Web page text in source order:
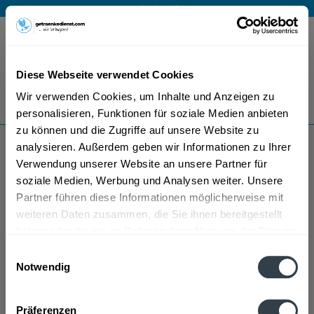
Diese Webseite verwendet Cookies
Wir verwenden Cookies, um Inhalte und Anzeigen zu
personalisieren, Funktionen für soziale Medien anbieten
zu können und die Zugriffe auf unsere Website zu
analysieren. Außerdem geben wir Informationen zu Ihrer
Verwendung unserer Website an unsere Partner für
soziale Medien, Werbung und Analysen weiter. Unsere
Partner führen diese Informationen möglicherweise mit
weiteren Daten zusammen, die Sie ihnen bereitgestellt
Notwendig
Präferenzen
Mo – Fr 9 – 17 Uhr
Menü
Bestellung widerrufen
Es gilt unsere Datenschutzerklärung
Harpoon Rum
Harpoon Rum wird in den folgenden Regionen,
Städten, Orten und Postleitzahl-Gebieten geliefert